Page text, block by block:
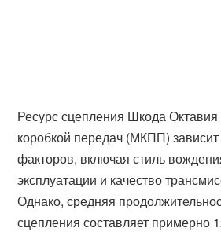
Ресурс сцепления Шкода
коробкой передач (МКПП)
факторов, включая стиль
эксплуатации и качество
Однако, средняя
сцепления составляет примерно